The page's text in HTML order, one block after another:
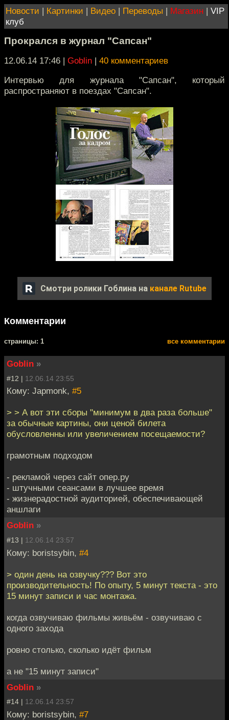
Новости | Картинки | Видео | Переводы | Магазин | VIP
клуб
Прокрался в журнал "Сапсан"
12.06.14 17:46 | Goblin | 40 комментариев
Интервью для журнала "Сапсан", который
распространяют в поездах "Сапсан".
Смотри ролики Гоблина на канале Rutube
Комментарии
cтраницы: 1 все комментарии
Goblin »
#12 | 12.06.14 23:55
Кому: Japmonk, #5
> > А вот эти сборы "минимум в два раза больше"
за обычные картины, они ценой билета
обусловленны или увеличением посещаемости?
грамотным подходом
- рекламой через сайт опер.ру
- штучными сеансами в лучшее время
- жизнерадостной аудиторией, обеспечивающей
аншлаги
Goblin »
#13 | 12.06.14 23:57
Кому: boristsybin, #4
> один день на озвучку??? Вот это
производительность! По опыту, 5 минут текста - это
15 минут записи и час монтажа.
когда озвучиваю фильмы живьём - озвучиваю с
одного захода
ровно столько, сколько идёт фильм
а не "15 минут записи"
Goblin »
#14 | 12.06.14 23:57
Кому: boristsybin, #7